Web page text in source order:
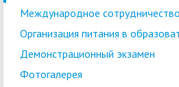
Международное сотрудничество
Организация питания в
Демонстрационный экзамен
Фотогалерея